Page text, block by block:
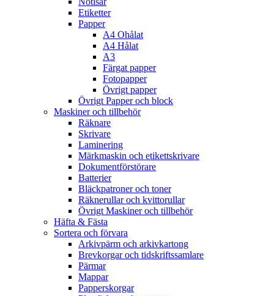
Etiketter
Papper
A4 Ohålat
A4 Hålat
A3
Färgat papper
Fotopapper
Övrigt papper
Övrigt Papper och block
Maskiner och tillbehör
Räknare
Skrivare
Laminering
Märkmaskin och etikettskrivare
Dokumentförstörare
Batterier
Bläckpatroner och toner
Räknerullar och kvittorullar
Övrigt Maskiner och tillbehör
Häfta & Fästa
Sortera och förvara
Arkivpärm och arkivkartong
Brevkorgar och tidskriftssamlare
Pärmar
Mappar
Papperskorgar